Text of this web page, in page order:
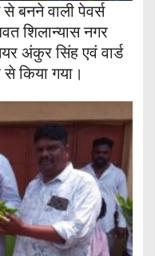
बनने वाली पेवर्स
शिलान्यास नगर
अंकुर सिंह एवं वार्ड
से किया गया।